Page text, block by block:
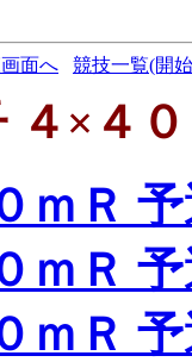
面へ 競技一覧(開
４×４
ｍＲ
ｍＲ
ｍＲ